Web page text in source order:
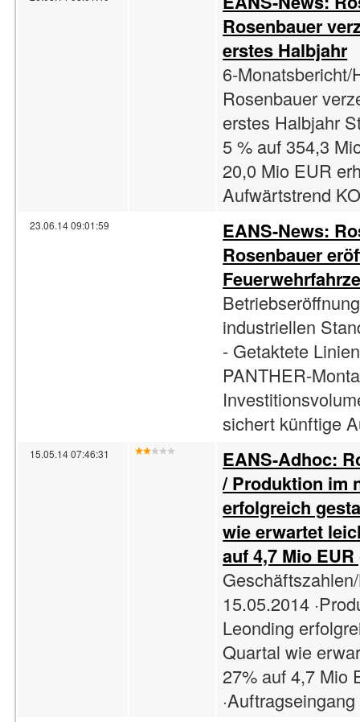
Rosenbauer
erstes Halbjahr
6-
Rosenbauer
erstes Halbjahr
5 % auf 354,3
20,0 Mio EUR
Aufwärtstrend
23.06.14 09:01:59
EANS-News:
Rosenbauer
industriellen
- Getaktete
PANTHER-
sichert künftige
15.05.14 07:46:31
EANS-Adhoc:
/ Produktion im
erfolgreich
wie erwartet
auf 4,7 Mio
15.05.2014
Leonding
Quartal wie
27% auf 4,7 Mio